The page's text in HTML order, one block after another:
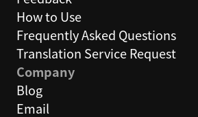
How to Use
Frequently Asked Questions
Translation Service Request
Company
Blog
Email